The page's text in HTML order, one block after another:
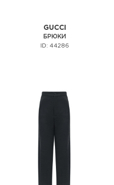
GUCCI
БРЮКИ
ID: 44286